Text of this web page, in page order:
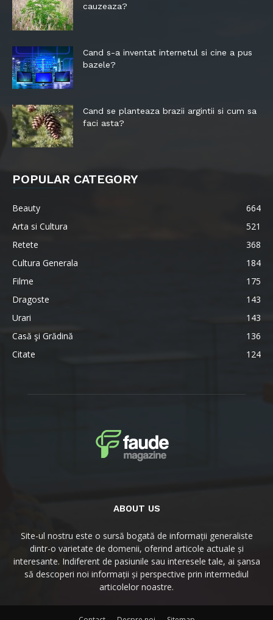
cauzeaza?
Cand s-a inventat internetul si cine a pus
bazele?
Cand se planteaza brazii argintii si cum sa
faci asta?
POPULAR CATEGORY
Beauty
664
Arta si Cultura
521
Retete
368
Cultura Generala
184
Filme
175
Dragoste
143
Urari
143
Casă şi Grădină
136
Citate
124
ABOUT US
Site-ul nostru este o sursă bogată de informații generaliste
dintr-o varietate de domenii, oferind articole actuale și
interesante. Indiferent de pasiunile sau interesele tale, ai șansa
să descoperi noi informații și perspective prin intermediul
articolelor noastre.